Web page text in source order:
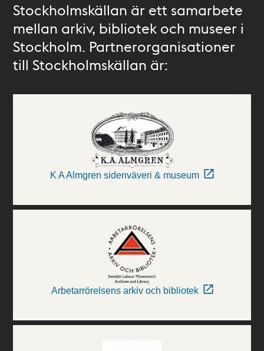
Stockholmskällan är ett samarbete
mellan arkiv, bibliotek och museer i
Stockholm. Partnerorganisationer
till Stockholmskällan är:
K A Almgren sidenväveri & museum
Arbetarrörelsens arkiv och bibliotek